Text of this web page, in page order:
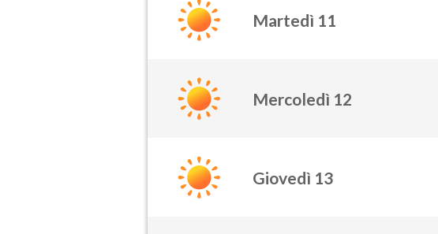
Martedì 11
Mercoledì 12
Giovedì 13